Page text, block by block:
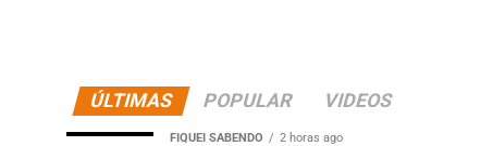
ÚLTIMAS POPULAR VIDEOS
FIQUEI SABENDO 2 horas ago